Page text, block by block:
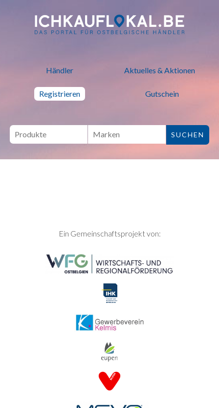
ich kauf lokal - Bei lokalen
Händler Aktuelles & Aktionen
Registrieren Gutschein
SEITENFUSSEin Gemeinschaftsprojekt von: